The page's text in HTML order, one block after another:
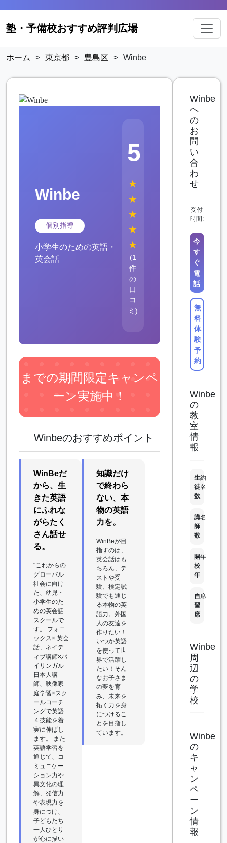
塾・予備校おすすめ評判広場
ホーム > 東京都 > 豊島区 > Winbe
Winbe
個別指導
小学生のための英語・
英会話
5
★
★
★
★
★
(1
件
の
口
コ
ミ)
までの期間限定キャンペ
ーン実施中！
Winbeのおすすめポイント
WinBeだ
から、生
きた英語
にふれな
がらたく
さん話せ
る。
"これからの
グローバル
社会に向け
た、幼児・
小学生のた
めの英会話
スクールで
す。 フォニ
ックス× 英会
話、ネイテ
ィブ講師×バ
イリンガル
日本人講
師、映像家
庭学習×スク
ールコーチ
ングで英語
４技能を着
実に伸ばし
ます。 また
英語学習を
通じて、コ
ミュニケー
ション力や
異文化の理
解、発信力
や表現力を
身につけ、
子どもたち
一人ひとり
が心に描い
知識だけ
で終わら
ない、本
物の英語
力を。
WinBeが目
指すのは、
英会話はも
ちろん、テ
ストや受
験、検定試
験でも通じ
る本物の英
語力。外国
人の友達を
作りたい！
いつか英語
を使って世
界で活躍し
たい！そん
なお子さま
の夢を育
み、未来を
拓く力を身
につけるこ
とを目指し
ています。
Winbe
へ
の
お
問
い
合
わ
せ
受付
時間:
今
す
ぐ
電
話
無
料
体
験
予
約
Winbe
の
教
室
情
報
生
徒
数
約
名
講
師
数
名
開
校
年
年
自
習
席
席
Winbe
周
辺
の
学
校
Winbe
の
キ
ャ
ン
ペ
ー
ン
情
報